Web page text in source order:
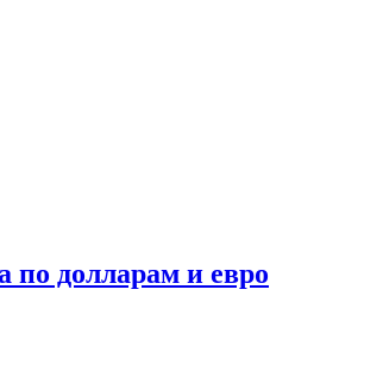
по долларам и евро